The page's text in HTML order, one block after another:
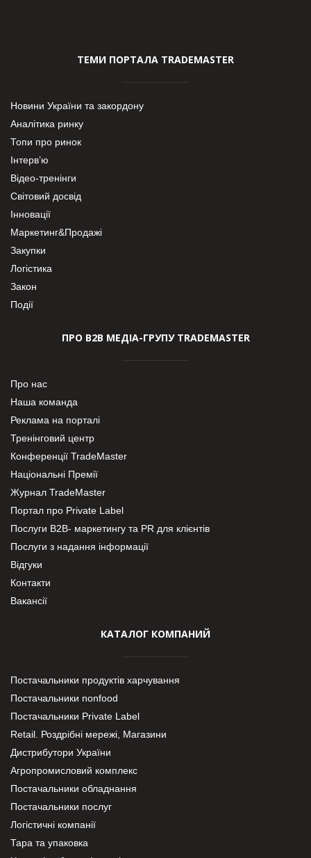
ТЕМИ ПОРТАЛА TRADEMASTER
Новини України та закордону
Аналітика ринку
Топи про ринок
Інтерв’ю
Відео-тренінги
Світовий досвід
Інновації
Маркетинг&Продажі
Закупки
Логістика
Закон
Події
ПРО В2В МЕДІА-ГРУПУ TRADEMASTER
Про нас
Наша команда
Реклама на порталі
Тренінговий центр
Конференції TradeMaster
Національні Премії
Журнал TradeMaster
Портал про Private Label
Послуги В2В- маркетингу та PR для клієнтів
Послуги з надання інформації
Відгуки
Контакти
Вакансії
КАТАЛОГ КОМПАНИЙ
Постачальники продуктів харчування
Постачальники nonfood
Постачальники Private Label
Retail. Роздрібні мережі, Магазини
Дистрибутори України
Агропромисловий комплекс
Постачальники обладнання
Постачальники послуг
Логістичні компанії
Тара та упаковка